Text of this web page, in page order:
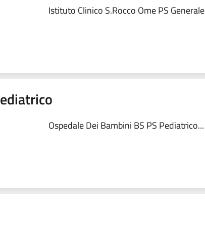
Istituto Clinico S.Rocco Ome PS
Ospedale Dei Bambini BS PS Pediatrico...